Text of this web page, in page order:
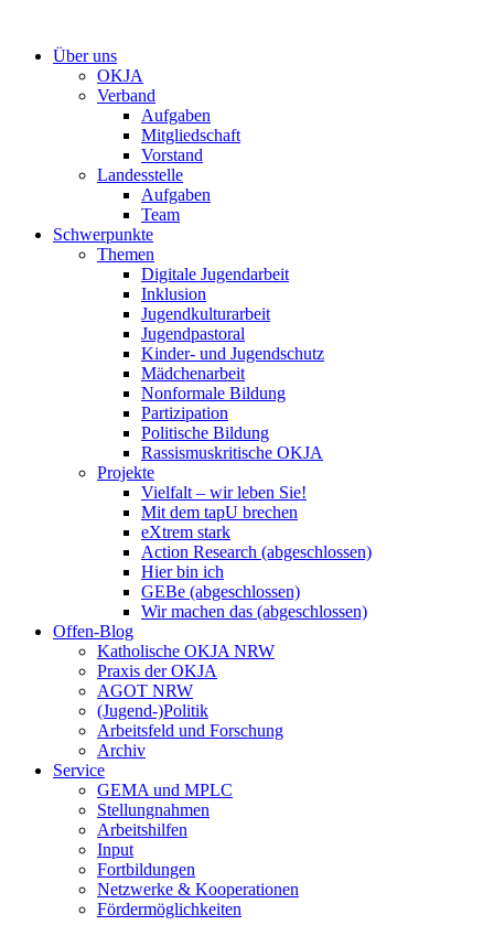
springenÜber uns
OKJA
Verband
Aufgaben
Mitgliedschaft
Vorstand
Landesstelle
Aufgaben
Team
Schwerpunkte
Themen
Digitale Jugendarbeit
Inklusion
Jugendkulturarbeit
Jugendpastoral
Kinder- und Jugendschutz
Mädchenarbeit
Nonformale Bildung
Partizipation
Politische Bildung
Rassismuskritische OKJA
Projekte
Vielfalt – wir leben Sie!
Mit dem tapU brechen
eXtrem stark
Action Research (abgeschlossen)
Hier bin ich
GEBe (abgeschlossen)
Wir machen das (abgeschlossen)
Offen-Blog
Katholische OKJA NRW
Praxis der OKJA
AGOT NRW
(Jugend-)Politik
Arbeitsfeld und Forschung
Archiv
Service
GEMA und MPLC
Stellungnahmen
Arbeitshilfen
Input
Fortbildungen
Netzwerke & Kooperationen
Fördermöglichkeiten